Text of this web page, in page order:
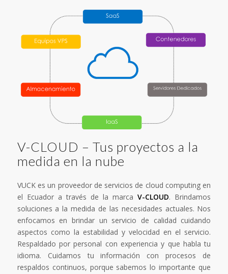
V-CLOUD – Tus proyectos a la
medida en la nube
VUCK es un proveedor de servicios de cloud computing en
el Ecuador a través de la marcaV-CLOUD. Brindamos
soluciones a la medida de las necesidades actuales. Nos
enfocamos en brindar un servicio de calidad cuidando
aspectos como la estabilidad y velocidad en el servicio.
Respaldado por personal con experiencia y que habla tu
idioma. Cuidamos tu información con procesos de
respaldos continuos, porque sabemos lo importante que